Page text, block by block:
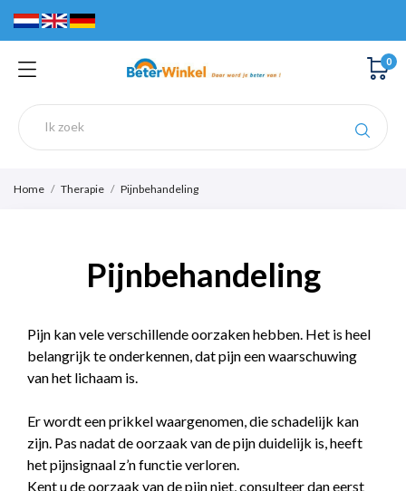
0
Home Therapie Pijnbehandeling
Pijnbehandeling
Pijn kan vele verschillende oorzaken hebben. Het is heel
belangrijk te onderkennen, dat pijn een waarschuwing
van het lichaam is.
Er wordt een prikkel waargenomen, die schadelijk kan
zijn. Pas nadat de oorzaak van de pijn duidelijk is, heeft
het pijnsignaal z’n functie verloren.
Kent u de oorzaak van de pijn niet, consulteer dan eerst